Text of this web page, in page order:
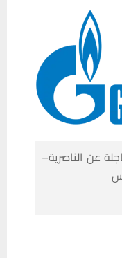
عن الناصرية–